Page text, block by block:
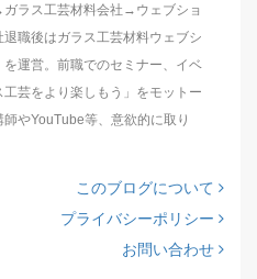
ラス工芸材料会社→ウェブショ
職後はガラス工芸材料ウェブシ
運営。前職でのセミナー、イベ
芸をより楽しもう」をモットー
やYouTube等、意欲的に取り
このブログについて
プライバシーポリシー
お問い合わせ